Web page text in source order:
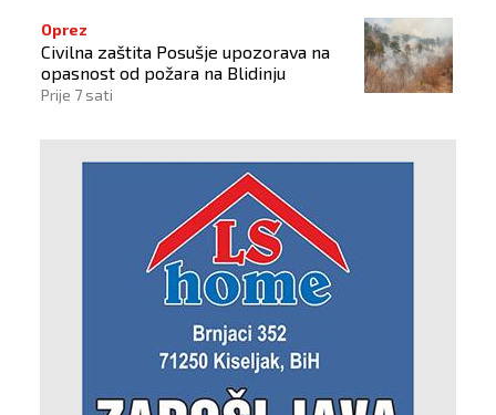
Oprez
Civilna zaštita Posušje upozorava na
opasnost od požara na Blidinju
Prije 7 sati